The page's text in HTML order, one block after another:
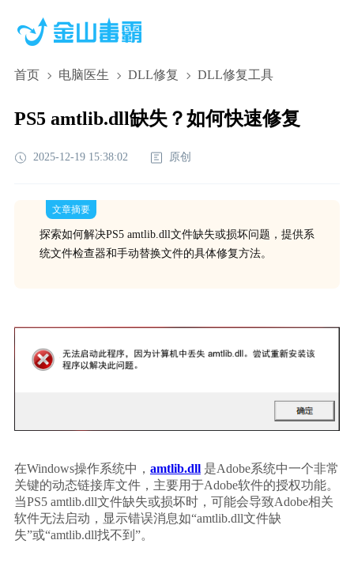
首页 电脑医生 DLL修复 DLL修复工具
PS5 amtlib.dll缺失？如何快速修复
2025-12-19 15:38:02 原创
文章摘要
探索如何解决PS5 amtlib.dll文件缺失或损坏问题，提供系
统文件检查器和手动替换文件的具体修复方法。
在Windows操作系统中， amtlib.dll 是Adobe系统中一个非常
关键的动态链接库文件，主要用于Adobe软件的授权功能。
当PS5 amtlib.dll文件缺失或损坏时，可能会导致Adobe相关
软件无法启动，显示错误消息如“amtlib.dll文件缺
失”或“amtlib.dll找不到”。